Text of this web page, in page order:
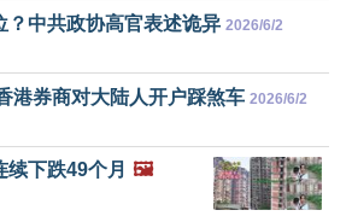
？中共政协高官表述诡异 2026/6/2
港券商对大陆人开户踩煞车 2026/6/2
下跌49个月 🖼️